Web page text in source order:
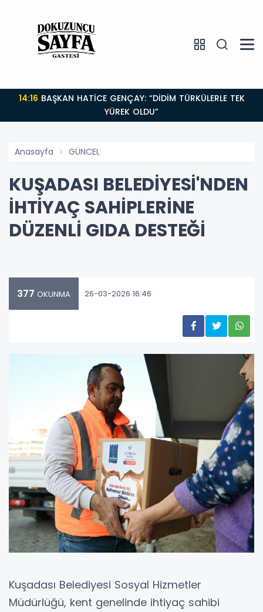
14:16
YÜREK OLDU”
Anasayfa GÜNCEL
KUŞADASI BELEDİYESİ'NDEN
İHTİYAÇ SAHİPLERİNE
DÜZENLİ GIDA DESTEĞİ
377 OKUNMA 26-03-2026 16:46
Kuşadası Belediyesi Sosyal Hizmetler
Müdürlüğü, kent genelinde ihtiyaç sahibi